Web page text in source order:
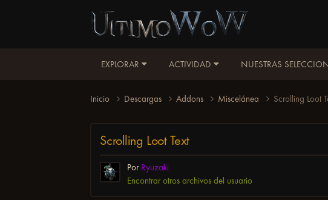
EXPLORAR ACTIVIDAD NUESTRAS
Inicio Descargas Addons Miscelánea Scrolling Loot
Scrolling Loot Text
Por Ryuzaki
Encontrar otros archivos del usuario